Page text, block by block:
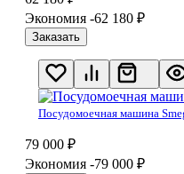
Экономия -62 180 ₽
Заказать
Посудомоечная машина
79 000 ₽
Экономия -79 000 ₽